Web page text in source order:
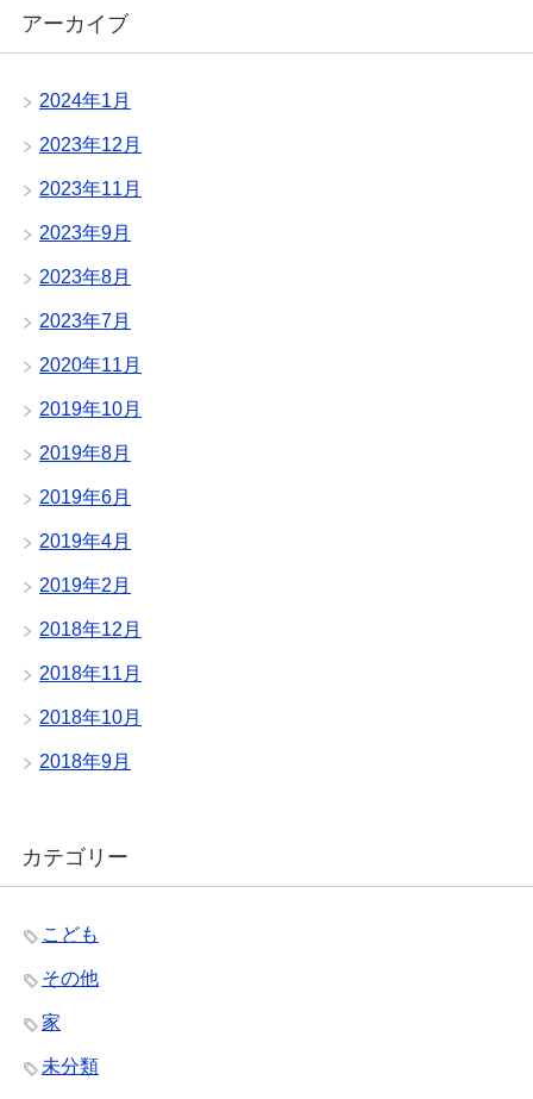
アーカイブ
2024年1月
2023年12月
2023年11月
2023年9月
2023年8月
2023年7月
2020年11月
2019年10月
2019年8月
2019年6月
2019年4月
2019年2月
2018年12月
2018年11月
2018年10月
2018年9月
カテゴリー
こども
その他
家
未分類